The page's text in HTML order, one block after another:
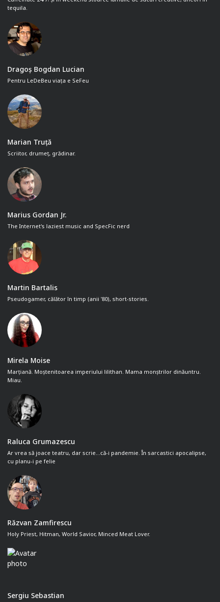
tequila.
Dragoș Bogdan Lucian
Pentru LeDeBeu viața e SeFeu
Marian Truță
Scriitor, drumeț, grădinar.
Marius Gordan Jr.
The Internet's laziest music and SpecFic nerd
Martin Bartalis
Pseudogamer, călător în timp (anii '80), short-stories.
Mirela Moise
Marțiană. Moștenitoarea imperiului lilithan. Mama monștrilor dinăuntru.
Miau.
Raluca Grumazescu
Ar vrea să joace teatru, dar scrie...că-i pandemie. În sarcastici apocalipse,
cu planu-i pe felie
Răzvan Zamfirescu
Holy Priest, Hitman, World Savior, Minced Meat Lover.
Sergiu Sebastian